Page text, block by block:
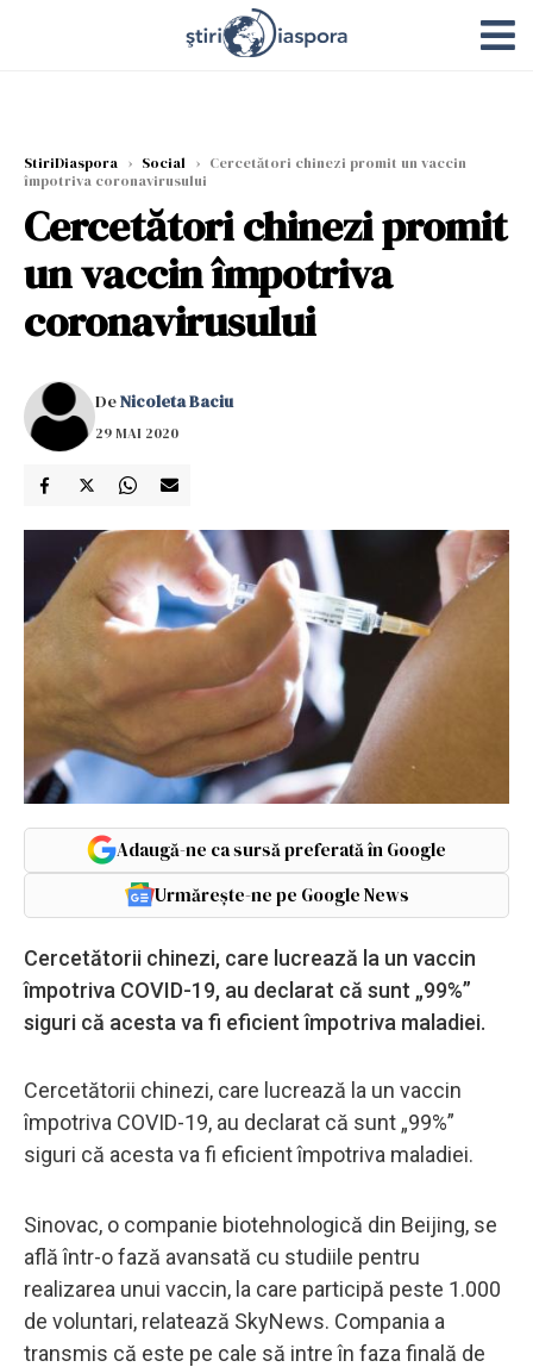
StiriDiaspora › Social › Cercetători chinezi promit un vaccin
împotriva coronavirusului
Cercetători chinezi promit
un vaccin împotriva
coronavirusului
DeNicoleta Baciu
29 MAI 2020
Adaugă-ne ca sursă preferată în Google
Urmărește-ne pe Google News
Cercetătorii chinezi, care lucrează la un vaccin
împotriva COVID-19, au declarat că sunt „99%”
siguri că acesta va fi eficient împotriva maladiei.
Cercetătorii chinezi, care lucrează la un vaccin
împotriva COVID-19, au declarat că sunt „99%”
siguri că acesta va fi eficient împotriva maladiei.
Sinovac, o companie biotehnologică din Beijing, se
află într-o fază avansată cu studiile pentru
realizarea unui vaccin, la care participă peste 1.000
de voluntari, relatează SkyNews. Compania a
transmis că este pe cale să intre în faza finală de